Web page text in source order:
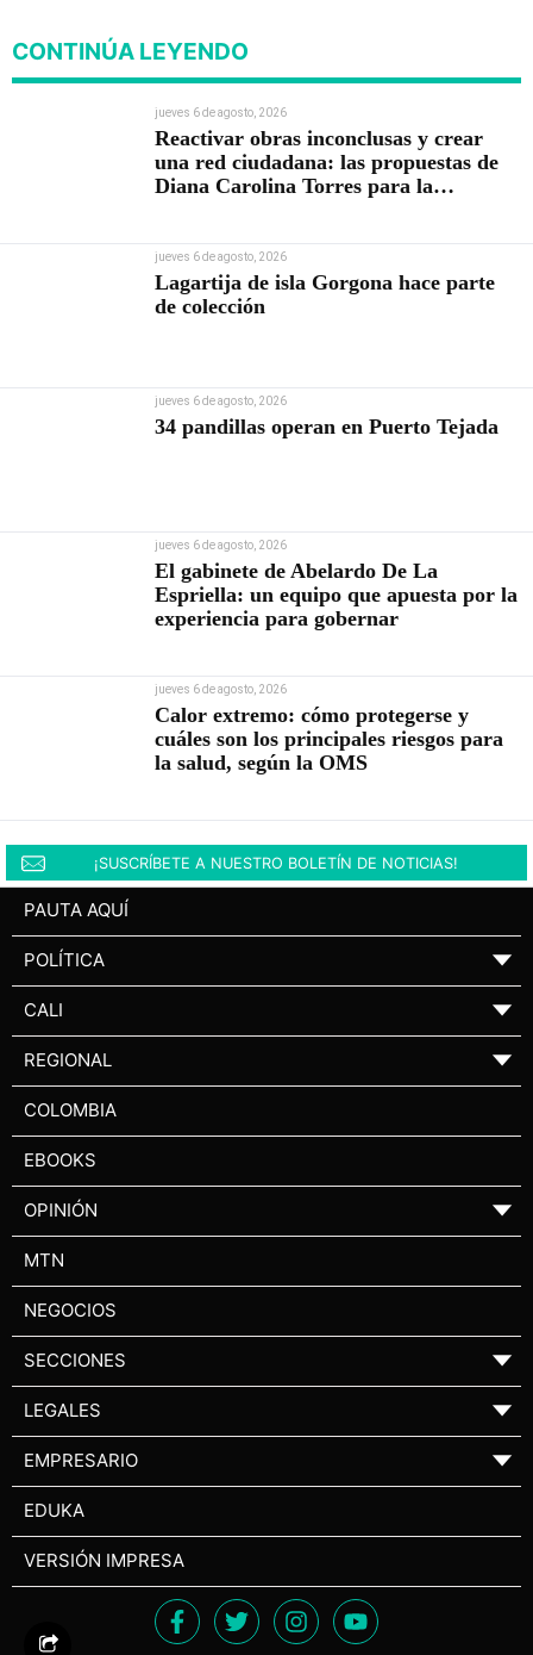
CONTINÚA LEYENDO
jueves 6 de agosto, 2026
Reactivar obras inconclusas y crear
una red ciudadana: las propuestas de
Diana Carolina Torres para la
jueves 6 de agosto, 2026
Lagartija de isla Gorgona hace parte
de colección
jueves 6 de agosto, 2026
34 pandillas operan en Puerto Tejada
jueves 6 de agosto, 2026
El gabinete de Abelardo De La
Espriella: un equipo que apuesta por la
experiencia para gobernar
jueves 6 de agosto, 2026
Calor extremo: cómo protegerse y
cuáles son los principales riesgos para
la salud, según la OMS
¡SUSCRÍBETE A NUESTRO BOLETÍN DE NOTICIAS!
PAUTA AQUÍ
POLÍTICA ▼
CALI ▼
REGIONAL ▼
COLOMBIA
EBOOKS
OPINIÓN ▼
MTN
NEGOCIOS
SECCIONES ▼
LEGALES ▼
EMPRESARIO ▼
EDUKA
VERSIÓN IMPRESA